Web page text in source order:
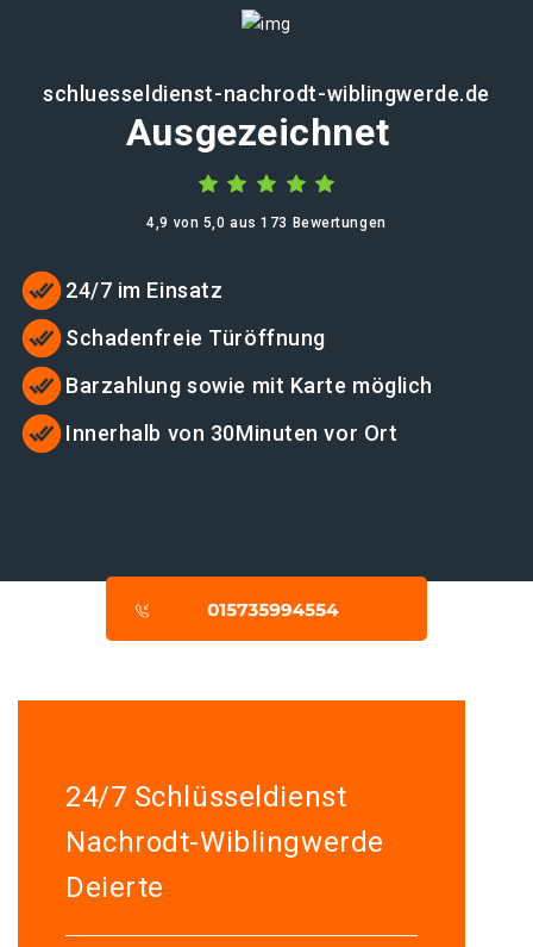
schluesseldienst-nachrodt-wiblingwerde.de
Ausgezeichnet
4,9 von 5,0 aus 173 Bewertungen
24/7 im Einsatz
Schadenfreie Türöffnung
Barzahlung sowie mit Karte möglich
Innerhalb von 30Minuten vor Ort
24/7 Schlüsseldienst
Nachrodt-Wiblingwerde
Deierte